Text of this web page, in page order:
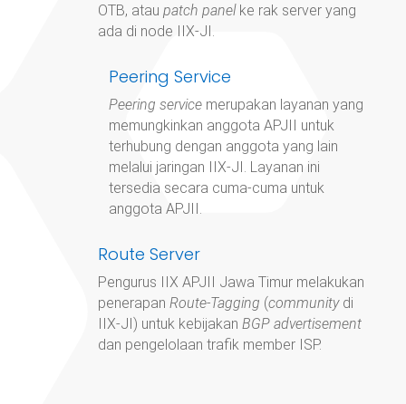
OTB, atau patch panelke rak server yang
ada di node IIX-JI.
Peering Service
Peering servicemerupakan layanan yang
memungkinkan anggota APJII untuk
terhubung dengan anggota yang lain
melalui jaringan IIX-JI. Layanan ini
tersedia secara cuma-cuma untuk
anggota APJII.
Route Server
Pengurus IIX APJII Jawa Timur melakukan
penerapan Route-Tagging (communitydi
IIX-JI) untuk kebijakan BGP advertisement
dan pengelolaan trafik member ISP.